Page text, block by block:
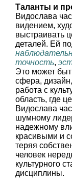
Таланты и
Видослава
видением,
выстраивать
деталей. Ей
точность,
Это может
сфера,
работа с
область, где
Видослава
шумному
надежному
красивыми и
теряя
человек
культурного
дисциплины.